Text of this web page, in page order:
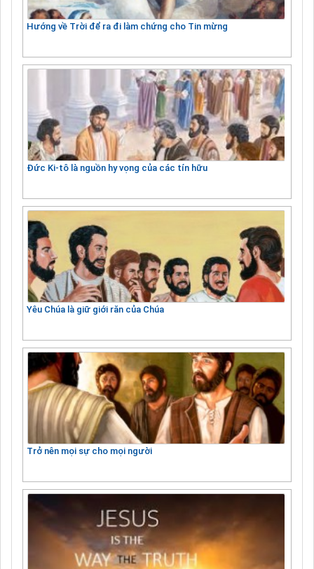
Hướng về Trời để ra đi làm chứng cho Tin mừng
Đức Ki-tô là nguồn hy vọng của các tín hữu
Yêu Chúa là giữ giới răn của Chúa
Trở nên mọi sự cho mọi người